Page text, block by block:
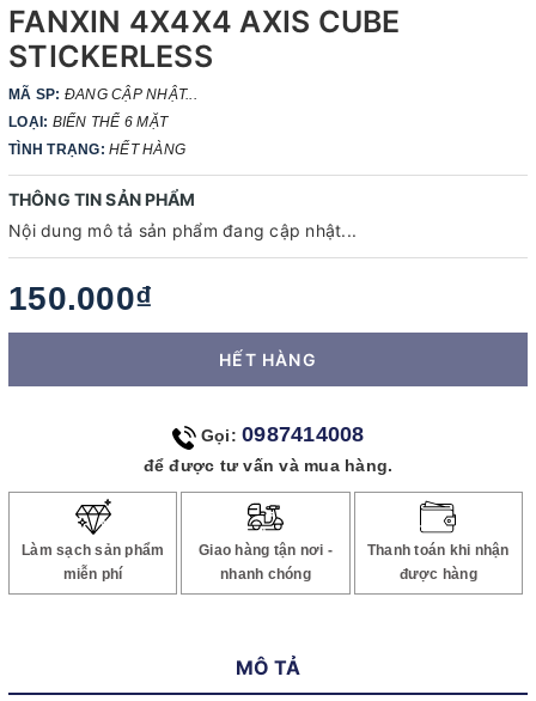
FANXIN 4X4X4 AXIS CUBE
STICKERLESS
MÃ SP: ĐANG CẬP NHẬT...
LOẠI: BIẾN THỂ 6 MẶT
TÌNH TRẠNG: HẾT HÀNG
THÔNG TIN SẢN PHẨM
Nội dung mô tả sản phẩm đang cập nhật...
150.000₫
HẾT HÀNG
Gọi: 0987414008
để được tư vấn và mua hàng.
Làm sạch sản phẩm
miễn phí
Giao hàng tận nơi -
nhanh chóng
Thanh toán khi nhận
được hàng
MÔ TẢ